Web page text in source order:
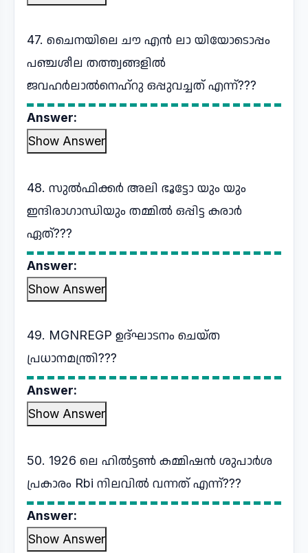
47. ചൈനയിലെ ചൗ എൻ ലാ യിയോടൊപ്പം
പഞ്ചശീല തത്ത്വങ്ങളിൽ
ജവഹർലാൽനെഹ്റു ഒപ്പുവച്ചത് എന്ന്???
Answer:
Show Answer
48. സുൽഫിക്കർ അലി ഭൂട്ടോ യും യും
ഇന്ദിരാഗാന്ധിയും തമ്മിൽ ഒപ്പിട്ട കരാർ
ഏത്???
Answer:
Show Answer
49. MGNREGP ഉദ്ഘാടനം ചെയ്ത
പ്രധാനമന്ത്രി???
Answer:
Show Answer
50. 1926 ലെ ഹിൽട്ടൺ കമ്മിഷൻ ശുപാർശ
പ്രകാരം Rbi നിലവിൽ വന്നത് എന്ന്???
Answer:
Show Answer